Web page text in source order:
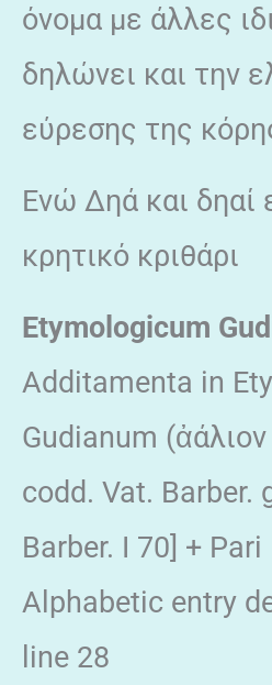
όνομα με άλλες
δηλώνει και την
εύρεσης της
Ενώ Δηά και δηαί
κρητικό κριθάρι
Etymologicum
Additamenta in
Gudianum (ἀάλιον
codd. Vat. Barber.
Barber. I 70] + Pari
Alphabetic entry
line 28